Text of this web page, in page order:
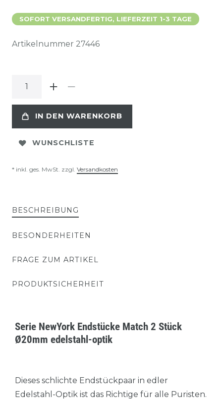
SOFORT VERSANDFERTIG, LIEFERZEIT 1-3 TAGE
Artikelnummer 27446
IN DEN WARENKORB
WUNSCHLISTE
* inkl. ges. MwSt. zzgl. Versandkosten
BESCHREIBUNG
BESONDERHEITEN
FRAGE ZUM ARTIKEL
PRODUKTSICHERHEIT
Serie NewYork Endstücke Match 2 Stück
Ø20mm edelstahl-optik
Dieses schlichte Endstückpaar in edler
Edelstahl-Optik ist das Richtige für alle Puristen.